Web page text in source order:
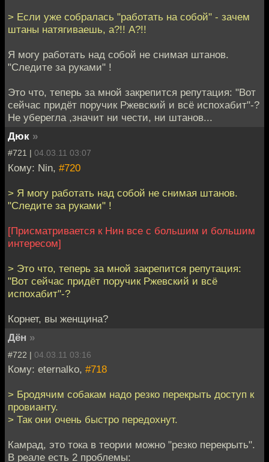
> Если уже собралась "работать на собой" - зачем
штаны натягиваешь, а?!! А?!!
Я могу работать над собой не снимая штанов.
"Следите за руками" !
Это что, теперь за мной закрепится репутация: "Вот
сейчас придёт поручик Ржевский и всё испохабит"-?
Не уберегла ,значит ни чести, ни штанов...
Дюк »
#721 | 04.03.11 03:07
Кому: Nin, #720
> Я могу работать над собой не снимая штанов.
"Следите за руками" !
[Присматривается к Нин все с большим и большим
интересом]
> Это что, теперь за мной закрепится репутация:
"Вот сейчас придёт поручик Ржевский и всё
испохабит"-?
Корнет, вы женщина?
Дён »
#722 | 04.03.11 03:16
Кому: eternalko, #718
> Бродячим собакам надо резко перекрыть доступ к
провианту.
> Так они очень быстро передохнут.
Камрад, это тока в теории можно "резко перекрыть".
В реале есть 2 проблемы: